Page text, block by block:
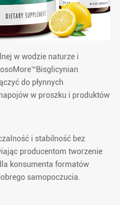
w wodzie naturze i
do płynnych
w proszku i produktów
i stabilność bez
producentom tworzenie
konsumenta formatów
samopoczucia.